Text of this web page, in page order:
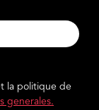
la politique de
generales.